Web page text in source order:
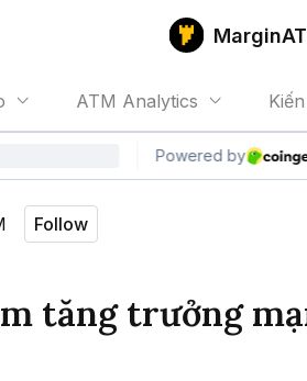
ATM Analytics
Follow
tăng trưởng